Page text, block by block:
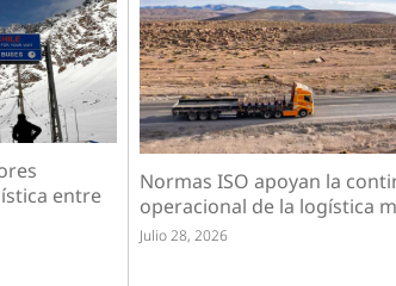
entre
Normas ISO apoyan la
operacional de la logística
Julio 28, 2026